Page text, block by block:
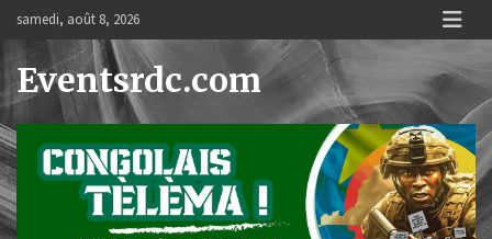
content
samedi, août 8, 2026
Eventsrdc.com